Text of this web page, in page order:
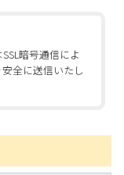
暗号通信によ
全に送信いたし